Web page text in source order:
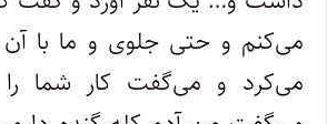
می‌کنم و حتی جلوی و ما
می‌کرد و می‌گفت کار شما